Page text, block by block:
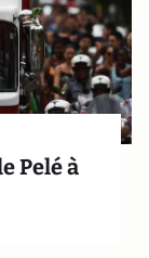
Pelé à